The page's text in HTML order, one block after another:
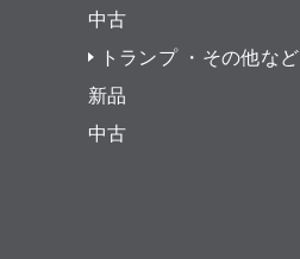
中古
トランプ ・その他など
新品
中古